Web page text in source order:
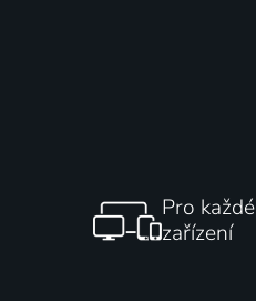
Pro každé
zařízení